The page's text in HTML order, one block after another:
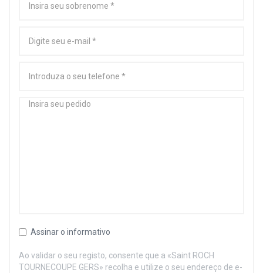
Assinar o informativo
Ao validar o seu registo, consente que a «Saint ROCH
TOURNECOUPE GERS» recolha e utilize o seu endereço de e-